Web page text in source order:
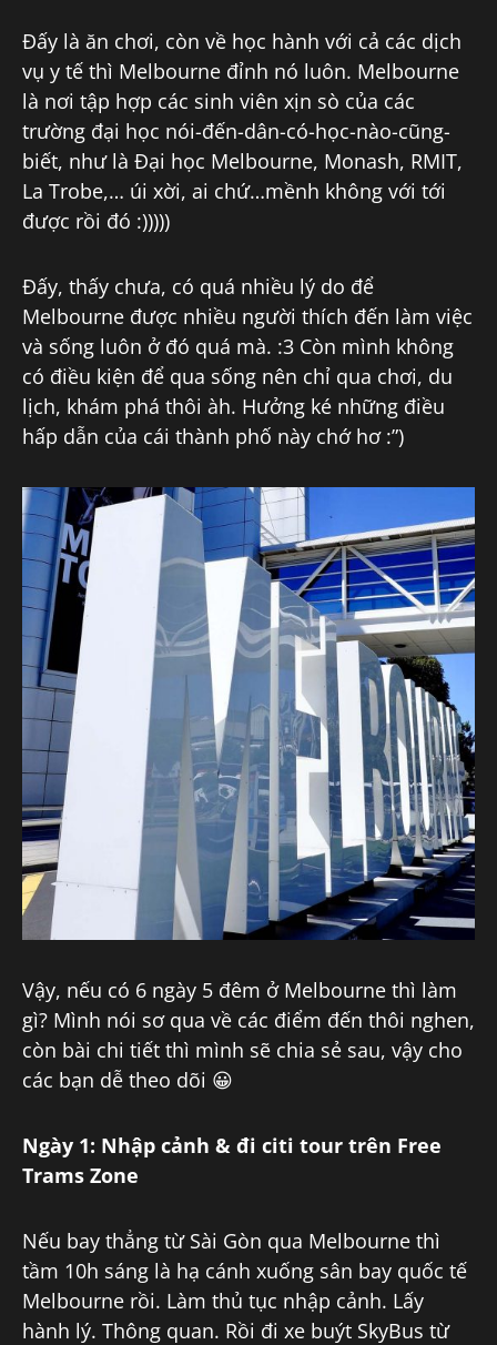
Đấy là ăn chơi, còn về học hành với cả các dịch
vụ y tế thì Melbourne đỉnh nó luôn. Melbourne
là nơi tập hợp các sinh viên xịn sò của các
trường đại học nói-đến-dân-có-học-nào-cũng-
biết, như là Đại học Melbourne, Monash, RMIT,
La Trobe,… úi xời, ai chứ…mềnh không với tới
được rồi đó :)))))
Đấy, thấy chưa, có quá nhiều lý do để
Melbourne được nhiều người thích đến làm việc
và sống luôn ở đó quá mà. :3 Còn mình không
có điều kiện để qua sống nên chỉ qua chơi, du
lịch, khám phá thôi àh. Hưởng ké những điều
hấp dẫn của cái thành phố này chớ hơ :”)
Vậy, nếu có 6 ngày 5 đêm ở Melbourne thì làm
gì? Mình nói sơ qua về các điểm đến thôi nghen,
còn bài chi tiết thì mình sẽ chia sẻ sau, vậy cho
các bạn dễ theo dõi 😀
Ngày 1: Nhập cảnh & đi citi tour trên Free
Trams Zone
Nếu bay thẳng từ Sài Gòn qua Melbourne thì
tầm 10h sáng là hạ cánh xuống sân bay quốc tế
Melbourne rồi. Làm thủ tục nhập cảnh. Lấy
hành lý. Thông quan. Rồi đi xe buýt SkyBus từ